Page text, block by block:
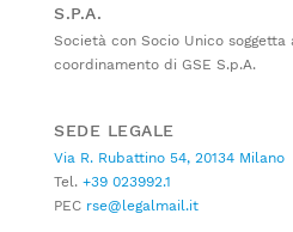
S.P.A.
Società con Socio Unico soggetta
coordinamento di GSE S.p.A.
SEDE LEGALE
Via R. Rubattino 54, 20134 Milano
Tel. +39 023992.1
PEC rse@legalmail.it